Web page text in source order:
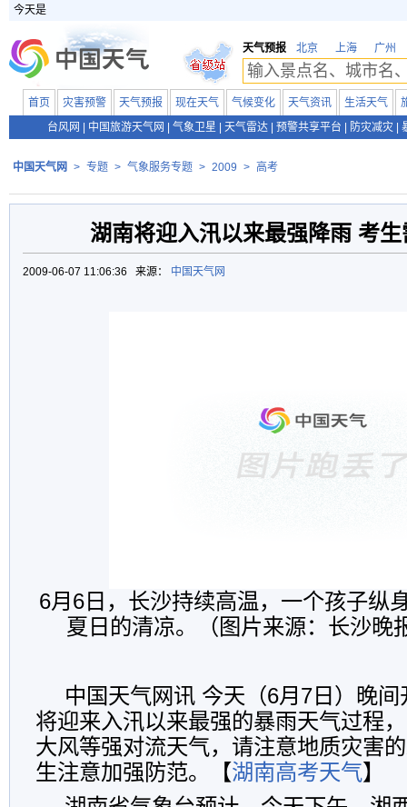
今天是
天气预报 北京 上海 广州
首页 灾害预警 天气预报 现在天气 气候变化 天气资讯 生活天气
台风网
中国旅游天气网 气象卫星 天气雷达 预警共享平台 防灾减灾
中国天气网 > 专题 > 气象服务专题 > 2009 > 高考
湖南将迎入汛以来最强降雨 考
2009-06-07 11:06:36 来源： 中国天气网
6月6日，长沙持续高温，一个孩子纵
夏日的清凉。（图片来源：长沙晚
中国天气网讯 今天（6月7日）晚
将迎来入汛以来最强的暴雨天气过程
大风等强对流天气，请注意地质灾害
生注意加强防范。【湖南高考天气】